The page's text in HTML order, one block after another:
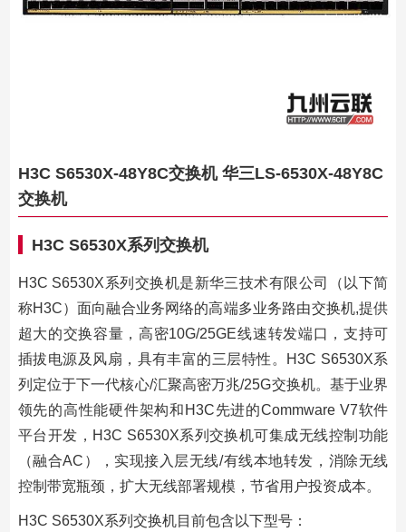
H3C S6530X-48Y8C交换机 华三LS-6530X-48Y8C
交换机
H3C S6530X系列交换机
H3C S6530X系列交换机是新华三技术有限公司（以下简
称H3C）面向融合业务网络的高端多业务路由交换机,提供
超大的交换容量，高密10G/25GE线速转发端口，支持可
插拔电源及风扇，具有丰富的三层特性。H3C S6530X系
列定位于下一代核心/汇聚高密万兆/25G交换机。基于业界
领先的高性能硬件架构和H3C先进的Commware V7软件
平台开发，H3C S6530X系列交换机可集成无线控制功能
（融合AC），实现接入层无线/有线本地转发，消除无线
控制带宽瓶颈，扩大无线部署规模，节省用户投资成本。
H3C S6530X系列交换机目前包含以下型号：